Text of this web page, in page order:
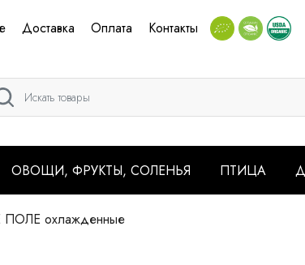
Доставка Оплата Контакты
ОВОЩИ, ФРУКТЫ, СОЛЕНЬЯ ПТИЦА
ПОЛЕ охлажденные